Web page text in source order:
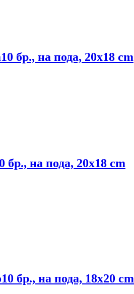
10 бр., на пода, 20x18 cm
бр., на пода, 20x18 cm
10 бр., на пода, 18x20 cm